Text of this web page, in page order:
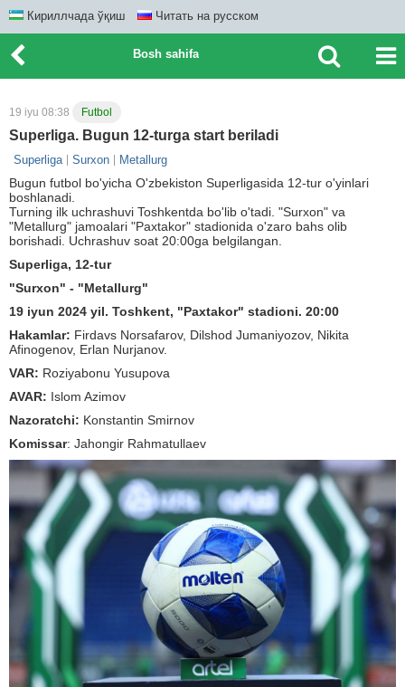
Кириллчада ўқиш Читать на русском
Bosh sahifa
19 iyu 08:38 Futbol
Superliga. Bugun 12-turga start beriladi
Superliga Surxon Metallurg
Bugun futbol bo'yicha O'zbekiston Superligasida 12-tur o'yinlari
boshlanadi.
Turning ilk uchrashuvi Toshkentda bo'lib o'tadi. "Surxon" va
"Metallurg" jamoalari "Paxtakor" stadionida o'zaro bahs olib
borishadi. Uchrashuv soat 20:00ga belgilangan.
Superliga, 12-tur
"Surxon" - "Metallurg"
19 iyun 2024 yil. Toshkent, "Paxtakor" stadioni. 20:00
Hakamlar: Firdavs Norsafarov, Dilshod Jumaniyozov, Nikita
Afinogenov, Erlan Nurjanov.
VAR: Roziyabonu Yusupova
AVAR: Islom Azimov
Nazoratchi: Konstantin Smirnov
Komissar: Jahongir Rahmatullaev